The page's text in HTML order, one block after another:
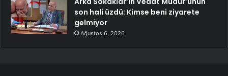
son hali üzdü: Kimse beni ziyarete
gelmiyor
Ağustos 6, 2026